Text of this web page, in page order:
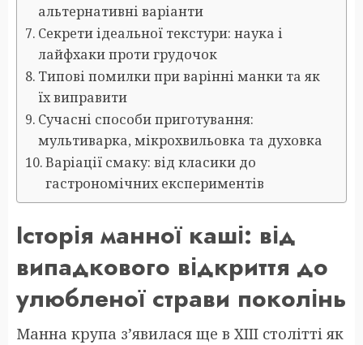
альтернативні варіанти
Секрети ідеальної текстури: наука і
лайфхаки проти грудочок
Типові помилки при варінні манки та як
їх виправити
Сучасні способи приготування:
мультиварка, мікрохвильовка та духовка
Варіації смаку: від класики до
гастрономічних експериментів
Історія манної каші: від
випадкового відкриття до
улюбленої страви поколінь
Манна крупа з’явилася ще в XIII столітті як